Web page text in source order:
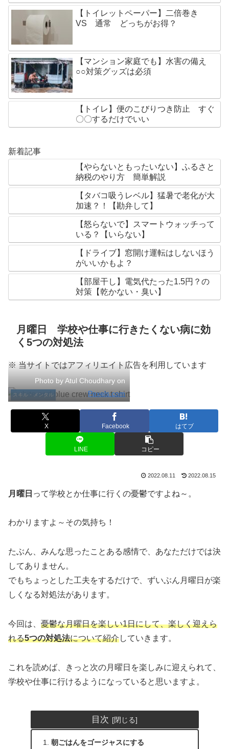
【トイレットペーパー】二倍巻き
VS 通常 どっちがお得？
【マンション家庭でも】水害の備え
○○対策グッズは必須
【トイレ】便のこびりつき防止 すぐ
〇〇するだけでいい
新着記事
【やらないともったいない】ふるさと
納税のやり方 簡単解説
【タバコ吸うレベル】猛暑で老化が大
加速？！【勘弁して】
【怒らないで】スマートウォッチって
いる？【いらない】
【ドライブ】窓開け運転はしないほう
がいいかもよ？
【部屋干し】電気代たった1.5円？の
対策【乾かない・臭い】
月曜日 学校や仕事に行きたくない病に効
く5つの対処法
※ 当サイトではアフィリエイト広告を利用しています
スキル・メンタル
Photo by Atul Choudhary on
Pexels.com
X Facebook はてブ
LINE コピー
2022.08.11 2022.08.15
月曜日 って学校とか仕事に行くの憂鬱ですよね～。
わかりますよ～その気持ち！
たぶん、みんな思ったことある感情で、あなただけでは決
してありません。
でもちょっとした工夫をするだけで、ずいぶん月曜日が楽
しくなる対処法があります。
今回は、 憂鬱な月曜日を楽しい1日にして、楽しく迎えら
れる5つの対処法について紹介していきます。
これを読めば、きっと次の月曜日を楽しみに迎えられて、
学校や仕事に行けるようになっていると思いますよ。
目次
朝ごはんをゴージャスにする